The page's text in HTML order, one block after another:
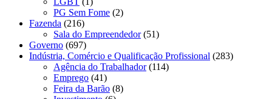
PG Sem Fome (2)
Fazenda (216)
Sala do Empreendedor(51)
Governo (697)
Indústria, Comércio e Qualificação Profissional (283)
Agência do Trabalhador(114)
Emprego (41)
Feira da Barão (8)